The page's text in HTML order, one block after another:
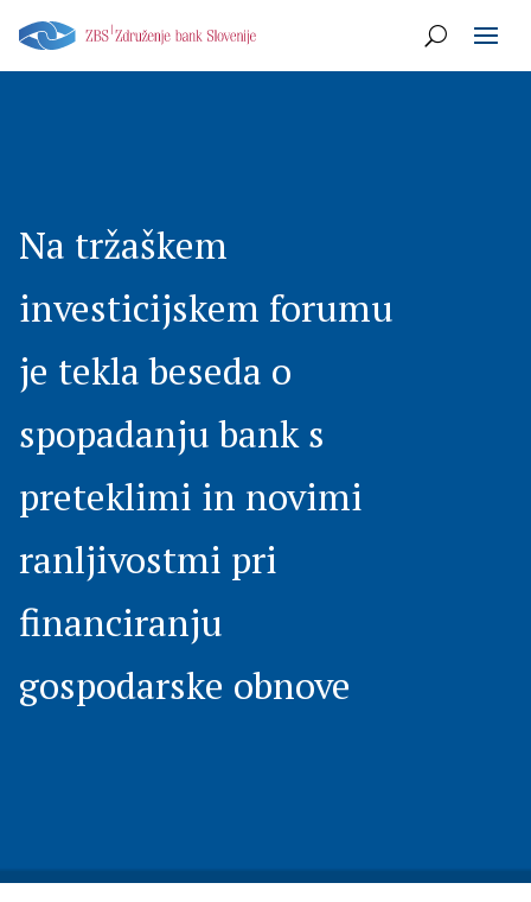
Na tržaškem
investicijskem forumu
je tekla beseda o
spopadanju bank s
preteklimi in novimi
ranljivostmi pri
financiranju
gospodarske obnove